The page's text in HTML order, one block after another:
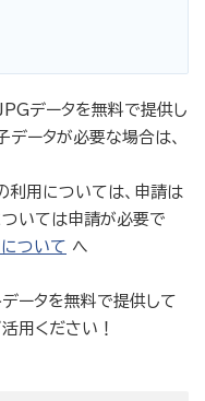
データを無料で提供し
データが必要な場合は、
用については、申請は
いては申請が必要で
について へ
データを無料で提供して
用ください！